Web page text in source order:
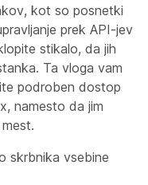
kot so posnetki
prek API-jev
stikalo, da jih
Ta vloga vam
podroben dostop
namesto da jim
skrbnika vsebine